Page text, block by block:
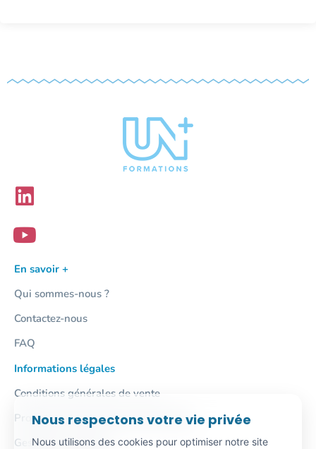
En savoir +
Qui sommes-nous ?
Contactez-nous
FAQ
Informations légales
Conditions générales de vente
Protection des données personnelles
Gestion des cookies
Nous respectons votre vie privée
Nous utilisons des cookies pour optimiser notre site